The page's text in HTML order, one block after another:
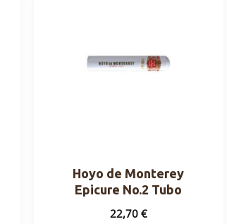
Hoyo de Monterey
Epicure No.2 Tubo
22,70€